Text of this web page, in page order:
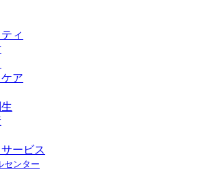
ィ
ア
ービス
センター